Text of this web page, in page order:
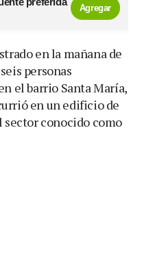
Agregar
en la mañana de
personas
el barrio Santa María,
en un edificio de
sector conocido como